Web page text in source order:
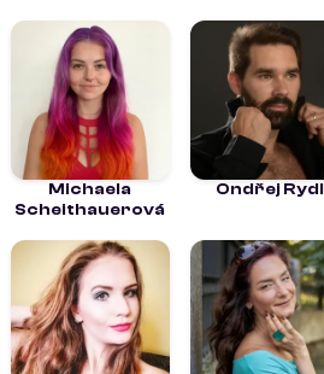
Michaela
Scheithauerová
Ondřej Rydl